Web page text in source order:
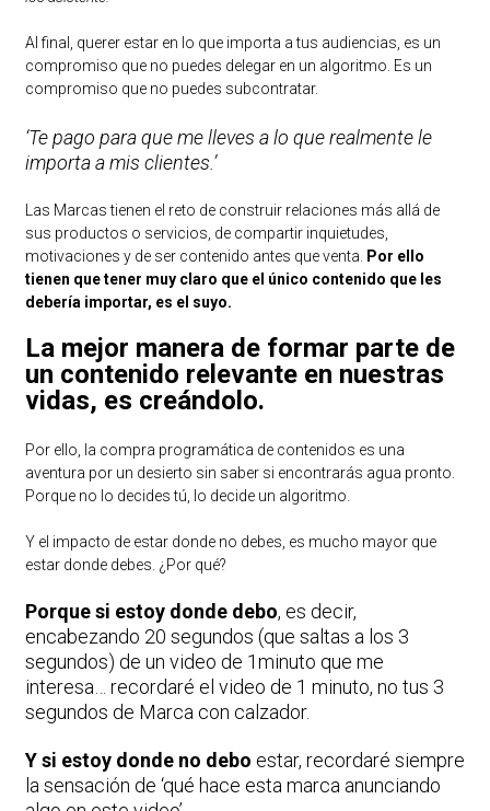
Al final, querer estar en lo que importa a tus audiencias, es un
compromiso que no puedes delegar en un algoritmo. Es un
compromiso que no puedes subcontratar.
‘Te pago para que me lleves a lo que realmente le
importa a mis clientes.’
Las Marcas tienen el reto de construir relaciones más allá de
sus productos o servicios, de compartir inquietudes,
motivaciones y de ser contenido antes que venta.
Por ello
tienen que tener muy claro que el único contenido que les
debería importar, es el suyo.
La mejor manera de formar parte de
un contenido relevante en nuestras
vidas, es creándolo.
Por ello, la compra programática de contenidos es una
aventura por un desierto sin saber si encontrarás agua pronto.
Porque no lo decides tú, lo decide un algoritmo.
Y el impacto de estar donde no debes, es mucho mayor que
estar donde debes. ¿Por qué?
Porque si estoy donde debo, es decir,
encabezando 20 segundos (que saltas a los 3
segundos) de un video de 1minuto que me
interesa… recordaré el video de 1 minuto, no tus 3
segundos de Marca con calzador.
Y si estoy donde no debo estar, recordaré siempre
la sensación de ‘qué hace esta marca anunciando